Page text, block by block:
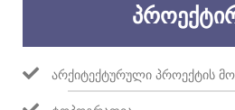
ᲐᲠᲥᲘᲢᲔᲥᲢᲣᲠᲣᲚᲘ ᲞᲠᲝᲔᲥᲢᲘᲡ